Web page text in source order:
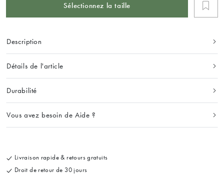
Sélectionnez la taille
Description
Détails de l'article
Durabilité
Vous avez besoin de Aide ?
Livraison rapide & retours gratuits
Droit de retour de 30 jours